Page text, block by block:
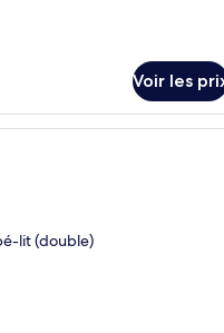
Voir les
Une cuisine moderne avec
lit (double)